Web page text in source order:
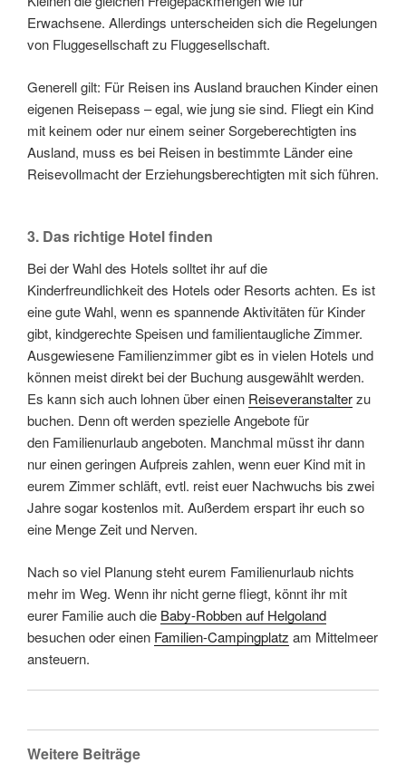
Erwachsene. Allerdings unterscheiden sich die Regelungen
von Fluggesellschaft zu Fluggesellschaft.
Generell gilt: Für Reisen ins Ausland brauchen Kinder einen
eigenen Reisepass – egal, wie jung sie sind. Fliegt ein Kind
mit keinem oder nur einem seiner Sorgeberechtigten ins
Ausland, muss es bei Reisen in bestimmte Länder eine
Reisevollmacht der Erziehungsberechtigten mit sich führen.
3. Das richtige Hotel finden
Bei der Wahl des Hotels solltet ihr auf die
Kinderfreundlichkeit des Hotels oder Resorts achten. Es ist
eine gute Wahl, wenn es spannende Aktivitäten für Kinder
gibt, kindgerechte Speisen und familientaugliche Zimmer.
Ausgewiesene Familienzimmer gibt es in vielen Hotels und
können meist direkt bei der Buchung ausgewählt werden.
Es kann sich auch lohnen über einen Reiseveranstalterzu
buchen. Denn oft werden spezielle Angebote für
den Familienurlaub angeboten. Manchmal müsst ihr dann
nur einen geringen Aufpreis zahlen, wenn euer Kind mit in
eurem Zimmer schläft, evtl. reist euer Nachwuchs bis zwei
Jahre sogar kostenlos mit. Außerdem erspart ihr euch so
eine Menge Zeit und Nerven.
Nach so viel Planung steht eurem Familienurlaub nichts
mehr im Weg. Wenn ihr nicht gerne fliegt, könnt ihr mit
eurer Familie auch die Baby-Robben auf Helgoland
besuchen oder einen Familien-Campingplatz am Mittelmeer
ansteuern.
Weitere Beiträge